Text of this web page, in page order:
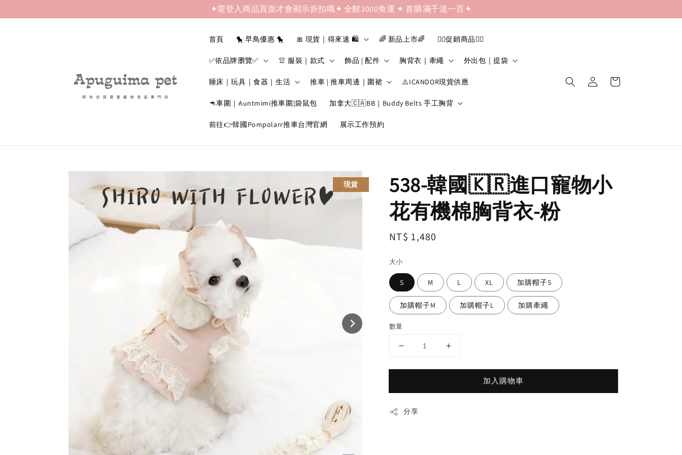
✦需登入商品頁面才會顯示折扣哦✦ 全館3000免運 ✦ 首購滿千送一百✦
首頁 🐤 早鳥優惠 🐤 🎀 現貨｜得來速 🛍️ 🌈 新品上市🌈 ❤️‍🔥促銷商品❤️‍🔥
✅依品牌瀏覽✅ 👚 服裝｜款式 飾品 | 配件 胸背衣｜牽繩 外出包｜提袋
睡床｜玩具｜食器｜生活 推車 | 推車周邊｜圍裙 ⚠️ICANDOR現貨供應
🦘車圍｜Auntmimi推車圍|袋鼠包 加拿大🇨🇦BB｜Buddy Belts 手工胸背
前往👉韓國Pompolarr推車台灣官網 展示工作預約
現貨
538-韓國🇰🇷進口寵物小
花有機棉胸背衣-粉
Regular
NT$ 1,480
大小
S M L XL 加購帽子S
加購帽子M 加購帽子L 加購牽繩
數量
加入購物車
分享